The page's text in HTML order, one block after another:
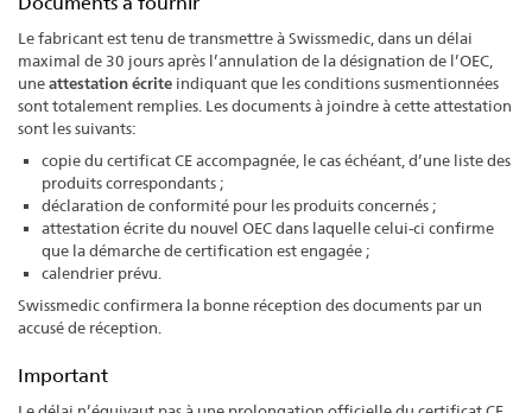
Le fabricant est tenu de transmettre à Swissmedic, dans un délai
maximal de 30 jours après l’annulation de la désignation de l’OEC,
uneattestation écrite indiquant que les conditions susmentionnées
sont totalement remplies. Les documents à joindre à cette attestation
sont les suivants:
copie du certificat CE accompagnée, le cas échéant, d’une liste des
produits correspondants ;
déclaration de conformité pour les produits concernés ;
attestation écrite du nouvel OEC dans laquelle celui-ci confirme
que la démarche de certification est engagée ;
calendrier prévu.
Swissmedic confirmera la bonne réception des documents par un
accusé de réception.
Important